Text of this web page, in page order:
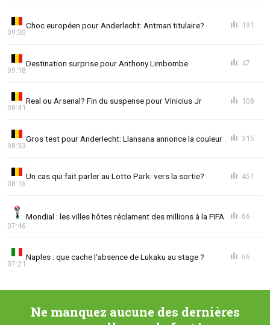
Choc européen pour Anderlecht: Antman titulaire?
09:30
191
Destination surprise pour Anthony Limbombe
09:18
47
Real ou Arsenal? Fin du suspense pour Vinicius Jr
08:41
108
Gros test pour Anderlecht: Llansana annonce la couleur
08:33
315
Un cas qui fait parler au Lotto Park: vers la sortie?
08:16
451
Mondial : les villes hôtes réclament des millions à la FIFA
07:46
66
Naples : que cache l'absence de Lukaku au stage ?
07:21
66
Ne manquez aucune des dernières